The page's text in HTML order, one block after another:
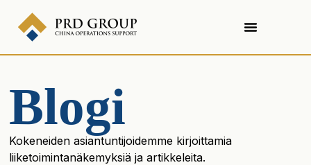
Blogi
Kokeneiden asiantuntijoidemme kirjoittamia
liiketoimintanäkemyksiä ja artikkeleita.